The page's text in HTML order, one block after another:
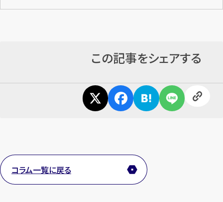
この記事をシェアする
コラム一覧に戻る